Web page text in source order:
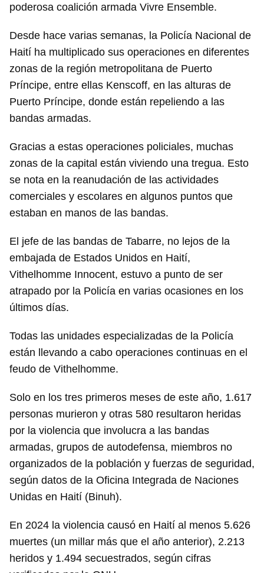
Guardar como favorito
Para poder guardar como favorito, primero has de
iniciar sesión con tu cuenta de 14ymedio.
poderosa coalición armada Vivre Ensemble.
Desde hace varias semanas, la Policía Nacional de
Haití ha multiplicado sus operaciones en diferentes
zonas de la región metropolitana de Puerto
Príncipe, entre ellas Kenscoff, en las alturas de
Puerto Príncipe, donde están repeliendo a las
bandas armadas.
Gracias a estas operaciones policiales, muchas
zonas de la capital están viviendo una tregua. Esto
se nota en la reanudación de las actividades
comerciales y escolares en algunos puntos que
estaban en manos de las bandas.
El jefe de las bandas de Tabarre, no lejos de la
embajada de Estados Unidos en Haití,
Vithelhomme Innocent, estuvo a punto de ser
atrapado por la Policía en varias ocasiones en los
últimos días.
Todas las unidades especializadas de la Policía
están llevando a cabo operaciones continuas en el
feudo de Vithelhomme.
Solo en los tres primeros meses de este año, 1.617
personas murieron y otras 580 resultaron heridas
por la violencia que involucra a las bandas
armadas, grupos de autodefensa, miembros no
organizados de la población y fuerzas de seguridad,
según datos de la Oficina Integrada de Naciones
Unidas en Haití (Binuh).
En 2024 la violencia causó en Haití al menos 5.626
muertes (un millar más que el año anterior), 2.213
heridos y 1.494 secuestrados, según cifras